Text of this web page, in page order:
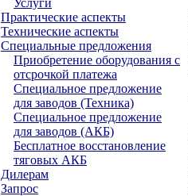
Услуги
Практические аспекты
Технические аспекты
Специальные предложения
Приобретение оборудования с
отсрочкой платежа
Специальное предложение
для заводов (Техника)
Специальное предложение
для заводов (АКБ)
Бесплатное восстановление
тяговых АКБ
Дилерам
Запрос